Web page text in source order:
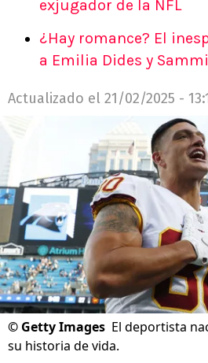
exjugador de la NFL
¿Hay romance? El
a Emilia Dides y Sammi
Actualizado el 21/02/2025 -
© Getty Images El deportista
su historia de vida.